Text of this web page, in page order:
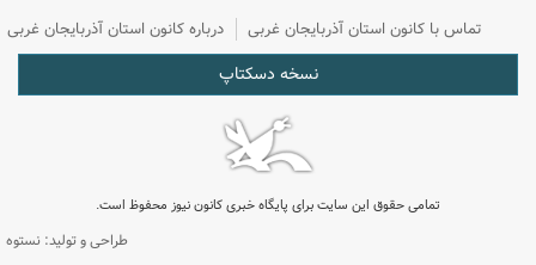
تماس با کانون استان آذربایجان غربی درباره کانون استان آذربایجان غربی
نسخه دسکتاپ
تمامی حقوق این سایت برای پایگاه خبری کانون نیوز محفوظ است.
طراحی و تولید: نستوه